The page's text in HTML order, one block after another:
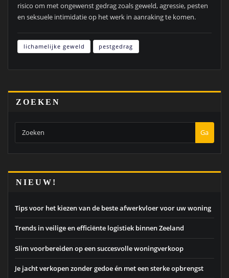
risico om met ongewenst gedrag zoals geweld, agressie, pesten
en seksuele intimidatie op het werk in aanraking te komen.
lichamelijke geweld pestgedrag
ZOEKEN
Ga
NIEUW!
Tips voor het kiezen van de beste afwerkvloer voor uw woning
Trends in veilige en efficiënte logistiek binnen Zeeland
Slim voorbereiden op een succesvolle woningverkoop
Je jacht verkopen zonder gedoe én met een sterke opbrengst